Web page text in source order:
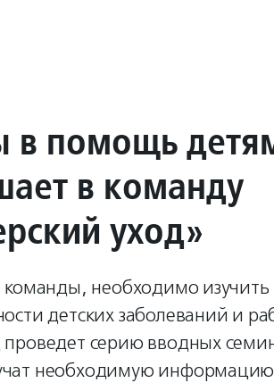
в помощь
в команду
уход»
команды, необходимо изучить
детских заболеваний и
серию вводных
необходимую